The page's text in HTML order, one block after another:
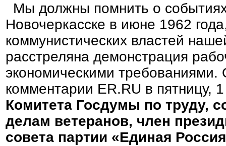
Мы должны помнить о
Новочеркасске в июне 1962
коммунистических властей
расстреляна демонстрация
экономическими требованиями.
комментарии ER.RU в пятницу,
Комитета Госдумы по труду,
делам ветеранов, член
совета партии «Единая